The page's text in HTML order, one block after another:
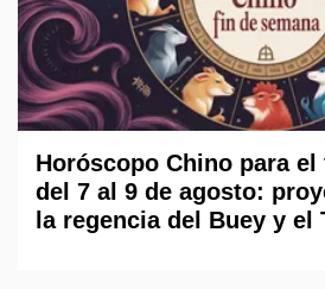
Horóscopo Chino para el
del 7 al 9 de agosto:
la regencia del Buey y el